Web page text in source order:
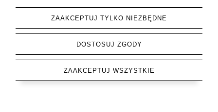
| ul. Mrówcza 165C, 04-768 Warszawa | NIP:
527 241 56 11 | Tel.+48 577 143 160| e-mail:
wygodnywarzywniak@gmail.com
ZAAKCEPTUJ TYLKO NIEZBĘDNE
DOSTOSUJ ZGODY
ZAAKCEPTUJ WSZYSTKIE